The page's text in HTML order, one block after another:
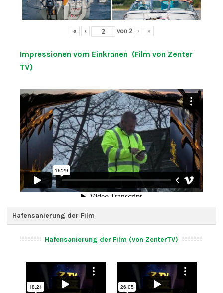
« ‹ von 2 › »
Impressionen vom Einkranen (Film von Zenter
TV)
Hafensanierung der Film
Hafensanierung der Film (von ZenterTV)